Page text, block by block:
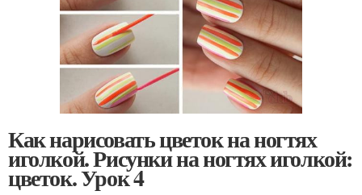
Как нарисовать цветок на ногтях
иголкой. Рисунки на ногтях иголкой:
цветок. Урок 4